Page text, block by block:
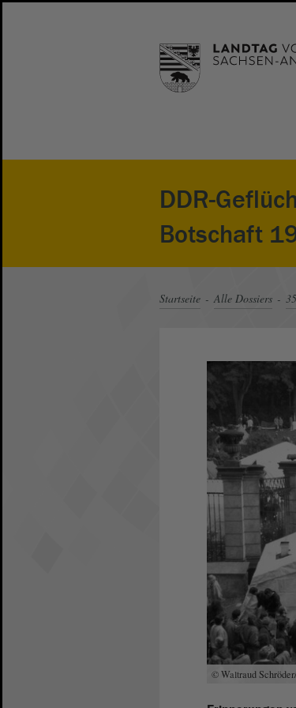
DDR-
Botschaft
Startseite Alle Dossiers
© Waltraud